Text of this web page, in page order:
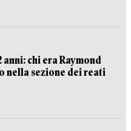
anni: chi era Raymond
nella sezione dei reati